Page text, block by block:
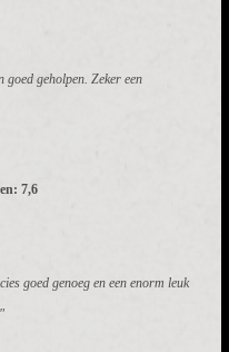
geholpen. Zeker een
7,6
goed genoeg en een enorm leuk